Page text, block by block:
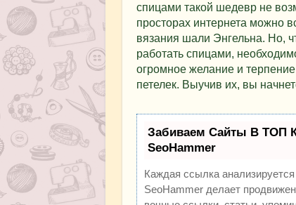
спицами такой шедевр не
просторах интернета можно
вязания шали Энгельна. Но,
работать спицами,
огромное желание и
петелек. Выучив их, вы
Забиваем Сайты В ТОП
SeoHammer
Каждая ссылка
SeoHammer делает